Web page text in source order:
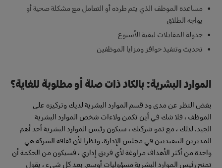
مساعدة الموظف الذي يتم طرده أو التعامل مع مشكلة صحية أو
يواجه الطلاق
جدولة المقابلات لبقية الأسبوع
تحديث وتنفيذ حوافز ومزايا الموظفين
الموارد البشرية: بالكاد ذات صلة أو مطلوبة للغاية؟
بغض النظر عن مدى ود قسم الموارد البشرية لديك وتركيزه على
الموظف ، فلا شك في أين تكمن ولاءات شخص الموارد البشرية
الجيد. لذلك ، مع نمو شركتك ، سيكون رئيس الموارد البشرية أحد أهم
المديرين التنفيذيين في مجلس الإدارة. ونظرا لأن ثقافة الشركة هي
واحدة من أكثر الأهداف مراوغة لأي فريق إداري ، فسيكون من الحكمة أن
تمنح رئيس الموارد البشرية مسؤوليات أوسع. بعد كل شيء ، يقول